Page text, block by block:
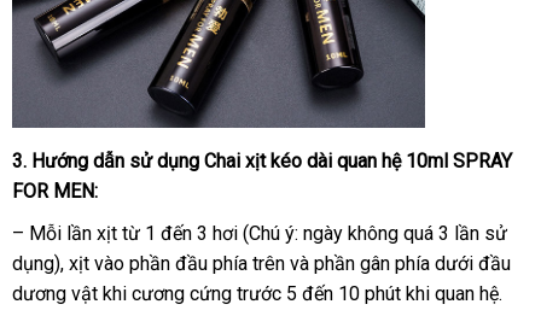
3nơi
bán
. Hướng dẫn sử dụng Chai xịt kéo dài quan hệ 10ml SPRAY
FOR MEN:
– Mỗi lần xịt từ 1 đến 3 hơi (Chú ý: ngày không quá 3 lần sử
dụng)đại
lý
, xịt vào phần đầu phía trên và phần gân phía dưới đầu
dương vật khi cương cứng trước 5 đến 10 phút khi quan hệ.